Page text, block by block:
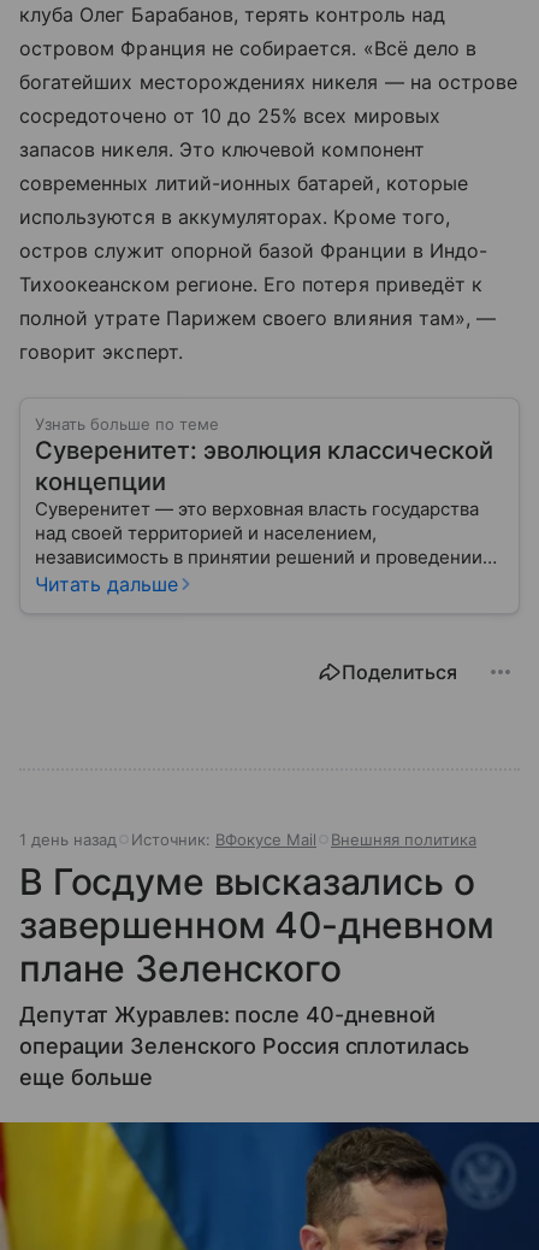
клуба Олег Барабанов, терять контроль над
островом Франция не собирается. «Всё дело в
богатейших месторождениях никеля — на острове
сосредоточено от 10 до 25% всех мировых
запасов никеля. Это ключевой компонент
современных литий-ионных батарей, которые
используются в аккумуляторах. Кроме того,
остров служит опорной базой Франции в Индо-
Тихоокеанском регионе. Его потеря приведёт к
полной утрате Парижем своего влияния там», —
говорит эксперт.
Узнать больше по теме
Суверенитет: эволюция классической
концепции
Суверенитет — это верховная власть государства
над своей территорией и населением,
независимость в принятии решений и проведении
внешней политики.
Читать дальше
Поделиться
1 день назад Источник: ВФокусе Mail Внешняя политика
В Госдуме высказались о
завершенном 40-дневном
плане Зеленского
Депутат Журавлев: после 40-дневной
операции Зеленского Россия сплотилась
еще больше